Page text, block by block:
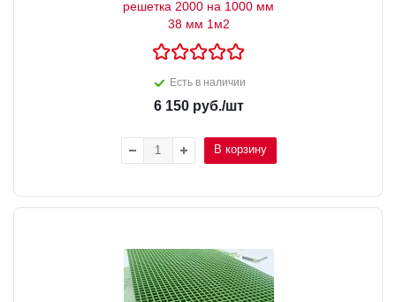
решетка 2000 на 1000 мм
38 мм 1м2
Есть в наличии
6 150руб./шт
В корзину